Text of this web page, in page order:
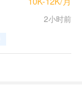
2小时前